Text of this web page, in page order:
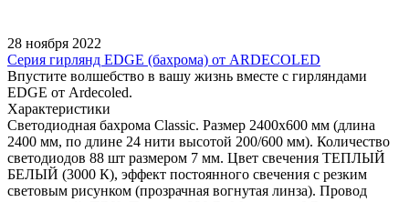
28 ноября 2022
Серия гирлянд EDGE (бахрома) от ARDECOLED
Впустите волшебство в вашу жизнь вместе с гирляндами
EDGE от Ardecoled.
Характеристики
Светодиодная бахрома Classic. Размер 2400x600 мм (длина
2400 мм, по длине 24 нити высотой 200/600 мм). Количество
светодиодов 88 шт размером 7 мм. Цвет свечения ТЕПЛЫЙ
БЕЛЫЙ (3000 К), эффект постоянного свечения с резким
световым рисунком (прозрачная вогнутая линза). Провод